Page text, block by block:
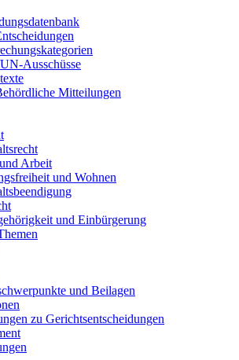
Ausschüsse
Mitteilungen
Arbeit
und Wohnen
und Einbürgerung
und Beilagen
zu Gerichtsentscheidungen